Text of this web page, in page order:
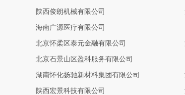
陕西俊朗机械有限公司
海南广源医疗有限公司
北京怀柔区泰元金融有限公司
北京石景山区盈科服务有限公司
湖南怀化扬驰新材料集团有限公司
陕西宏景科技有限公司